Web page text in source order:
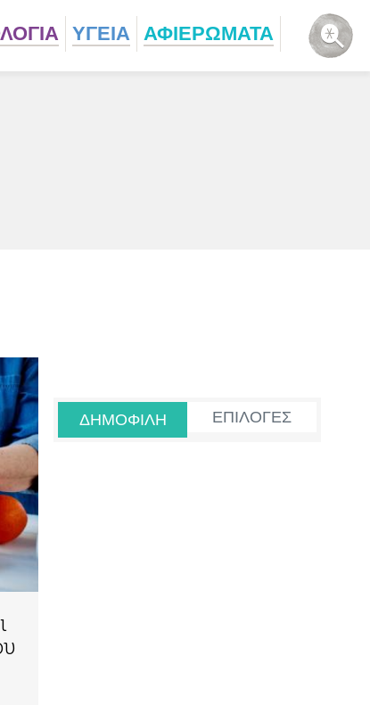
ΥΓΕΙΑ ΑΦΙΕΡΩΜΑΤΑ
ΔΗΜΟΦΙΛΗ ΕΠΙΛΟΓΕΣ